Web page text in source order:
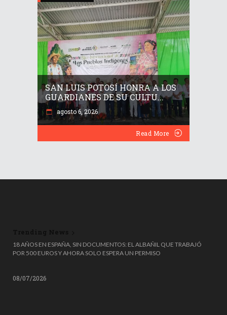
SAN LUIS POTOSÍ HONRA A LOS
GUARDIANES DE SU CULTU...
agosto 6, 2026
Read More
🎟️🗑️ ¡TIRÓ UN MILLÓN DE EUROS A LA BASURA… Y LO RECUPERÓ DE
MILAGRO! 😱
08/07/2026